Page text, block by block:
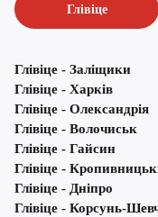
Глівіце
Глівіце - Заліщики
Глівіце - Харків
Глівіце - Олександрія
Глівіце - Волочиськ
Глівіце - Гайсин
Глівіце -
Глівіце - Дніпро
Глівіце - Корсунь-